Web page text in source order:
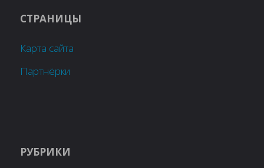
СТРАНИЦЫ
Карта сайта
Партнёрки
РУБРИКИ